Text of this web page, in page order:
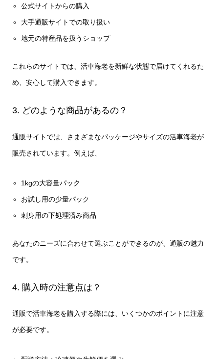
公式サイトからの購入
大手通販サイトでの取り扱い
地元の特産品を扱うショップ
これらのサイトでは、活車海老を新鮮な状態で届けてくれるた
め、安心して購入できます。
3. どのような商品があるの？
通販サイトでは、さまざまなパッケージやサイズの活車海老が
販売されています。例えば、
1kgの大容量パック
お試し用の少量パック
刺身用の下処理済み商品
あなたのニーズに合わせて選ぶことができるのが、通販の魅力
です。
4. 購入時の注意点は？
通販で活車海老を購入する際には、いくつかのポイントに注意
が必要です。